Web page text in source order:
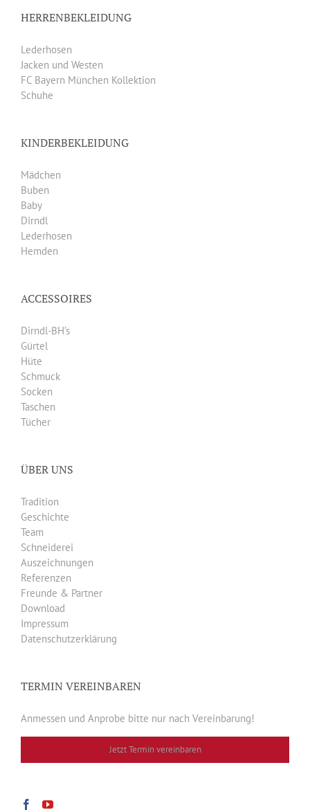
HERRENBEKLEIDUNG
Lederhosen
Jacken und Westen
FC Bayern München Kollektion
Schuhe
KINDERBEKLEIDUNG
Mädchen
Buben
Baby
Dirndl
Lederhosen
Hemden
ACCESSOIRES
Dirndl-BH’s
Gürtel
Hüte
Schmuck
Socken
Taschen
Tücher
ÜBER UNS
Tradition
Geschichte
Team
Schneiderei
Auszeichnungen
Referenzen
Freunde & Partner
Download
Impressum
Datenschutzerklärung
TERMIN VEREINBAREN
Anmessen und Anprobe bitte nur nach Vereinbarung!
Jetzt Termin vereinbaren